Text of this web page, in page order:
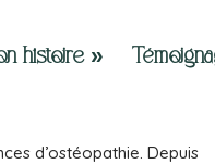
histoire »
d’ostéopathie. Depuis